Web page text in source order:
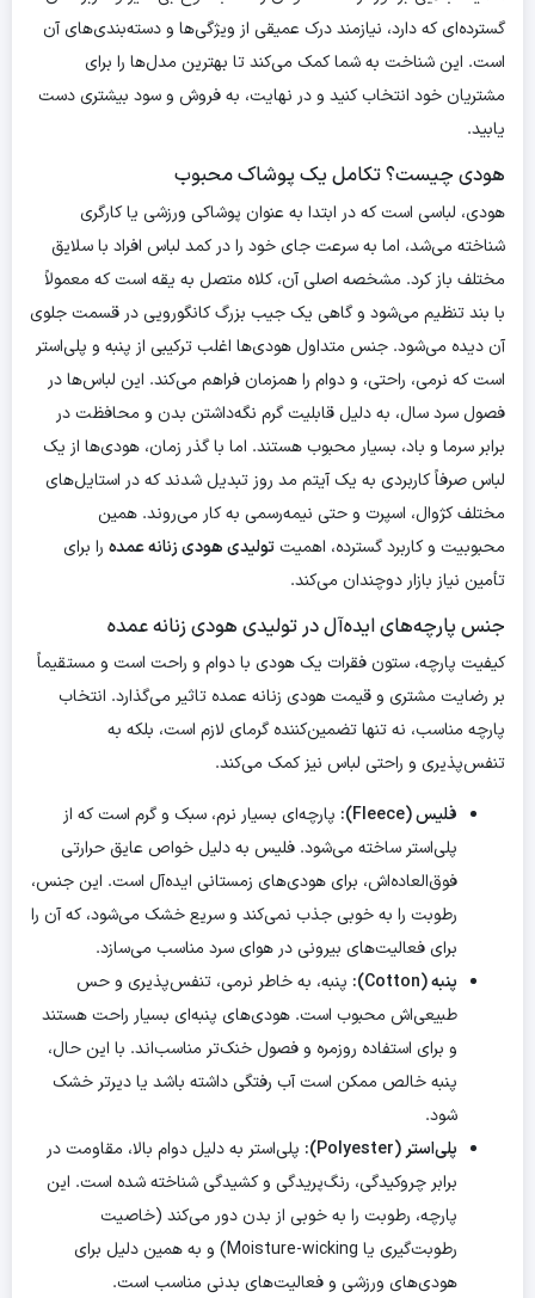
گسترده‌ای که دارد، نیازمند درک عمیقی از ویژگی‌ها و دسته‌بندی‌های آن
است. این شناخت به شما کمک می‌کند تا بهترین مدل‌ها را برای
مشتریان خود انتخاب کنید و در نهایت، به فروش و سود بیشتری دست
یابید.
هودی چیست؟ تکامل یک پوشاک محبوب
هودی، لباسی است که در ابتدا به عنوان پوشاکی ورزشی یا کارگری
شناخته می‌شد، اما به سرعت جای خود را در کمد لباس افراد با سلایق
مختلف باز کرد. مشخصه اصلی آن، کلاه متصل به یقه است که معمولاً
با بند تنظیم می‌شود و گاهی یک جیب بزرگ کانگورویی در قسمت جلوی
آن دیده می‌شود. جنس متداول هودی‌ها اغلب ترکیبی از پنبه و پلی‌استر
است که نرمی، راحتی، و دوام را همزمان فراهم می‌کند. این لباس‌ها در
فصول سرد سال، به دلیل قابلیت گرم نگه‌داشتن بدن و محافظت در
برابر سرما و باد، بسیار محبوب هستند. اما با گذر زمان، هودی‌ها از یک
لباس صرفاً کاربردی به یک آیتم مد روز تبدیل شدند که در استایل‌های
مختلف کژوال، اسپرت و حتی نیمه‌رسمی به کار می‌روند. همین
محبوبیت و کاربرد گسترده، اهمیتتولیدی هودی زنانه عمده را برای
تأمین نیاز بازار دوچندان می‌کند.
جنس پارچه‌های ایده‌آل در تولیدی هودی زنانه عمده
کیفیت پارچه، ستون فقرات یک هودی با دوام و راحت است و مستقیماً
بر رضایت مشتری و قیمت هودی زنانه عمده تاثیر می‌گذارد. انتخاب
پارچه مناسب، نه تنها تضمین‌کننده گرمای لازم است، بلکه به
تنفس‌پذیری و راحتی لباس نیز کمک می‌کند.
فلیس (Fleece):
پارچه‌ای بسیار نرم، سبک و گرم است که از
پلی‌استر ساخته می‌شود. فلیس به دلیل خواص عایق حرارتی
فوق‌العاده‌اش، برای هودی‌های زمستانی ایده‌آل است. این جنس،
رطوبت را به خوبی جذب نمی‌کند و سریع خشک می‌شود، که آن را
برای فعالیت‌های بیرونی در هوای سرد مناسب می‌سازد.
پنبه (Cotton):
پنبه، به خاطر نرمی، تنفس‌پذیری و حس
طبیعی‌اش محبوب است. هودی‌های پنبه‌ای بسیار راحت هستند
و برای استفاده روزمره و فصول خنک‌تر مناسب‌اند. با این حال،
پنبه خالص ممکن است آب رفتگی داشته باشد یا دیرتر خشک
شود.
پلی‌استر (Polyester):
پلی‌استر به دلیل دوام بالا، مقاومت در
برابر چروکیدگی، رنگ‌پریدگی و کشیدگی شناخته شده است. این
پارچه، رطوبت را به خوبی از بدن دور می‌کند (خاصیت
رطوبت‌گیری یا Moisture-wicking) و به همین دلیل برای
هودی‌های ورزشی و فعالیت‌های بدنی مناسب است.